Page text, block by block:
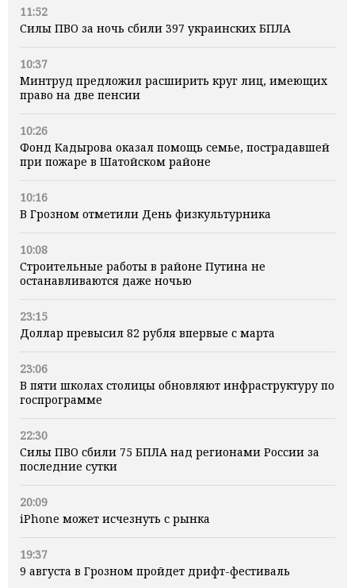
11:52
Силы ПВО за ночь сбили 397 украинских БПЛА
10:37
Минтруд предложил расширить круг лиц, имеющих
право на две пенсии
10:26
Фонд Кадырова оказал помощь семье, пострадавшей
при пожаре в Шатойском районе
10:16
В Грозном отметили День физкультурника
10:08
Строительные работы в районе Путина не
останавливаются даже ночью
23:15
Доллар превысил 82 рубля впервые с марта
23:06
В пяти школах столицы обновляют инфраструктуру по
госпрограмме
22:30
Силы ПВО сбили 75 БПЛА над регионами России за
последние сутки
20:09
iPhone может исчезнуть с рынка
19:37
9 августа в Грозном пройдет дрифт-фестиваль